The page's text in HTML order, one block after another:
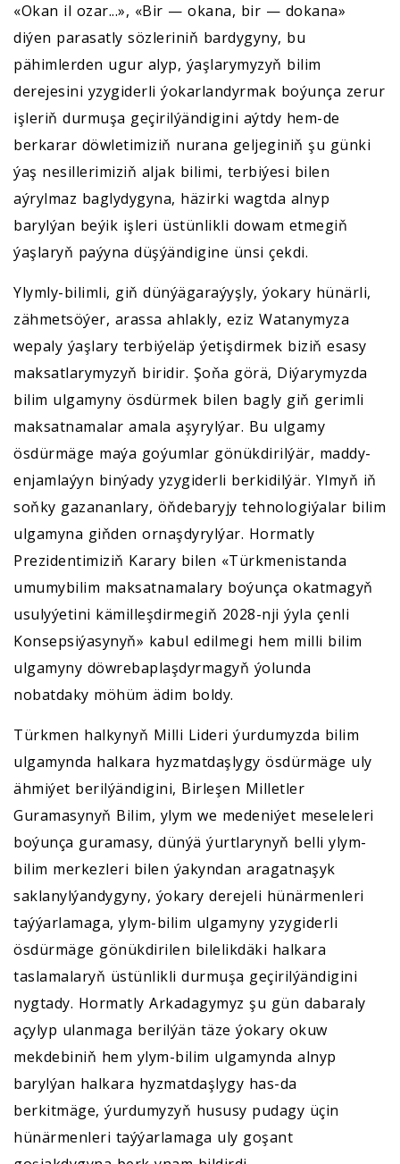
«Okan il ozar...», «Bir — okana, bir — dokana»
diýen parasatly sözleriniň bardygyny, bu
pähimlerden ugur alyp, ýaşlarymyzyň bilim
derejesini yzygiderli ýokarlandyrmak boýunça zerur
işleriň durmuşa geçirilýändigini aýtdy hem-de
berkarar döwletimiziň nurana geljeginiň şu günki
ýaş nesillerimiziň aljak bilimi, terbiýesi bilen
aýrylmaz baglydygyna, häzirki wagtda alnyp
barylýan beýik işleri üstünlikli dowam etmegiň
ýaşlaryň paýyna düşýändigine ünsi çekdi.
Ylymly-bilimli, giň dünýägaraýyşly, ýokary hünärli,
zähmetsöýer, arassa ahlakly, eziz Watanymyza
wepaly ýaşlary terbiýeläp ýetişdirmek biziň esasy
maksatlarymyzyň biridir. Şoňa görä, Diýarymyzda
bilim ulgamyny ösdürmek bilen bagly giň gerimli
maksatnamalar amala aşyrylýar. Bu ulgamy
ösdürmäge maýa goýumlar gönükdirilýär, maddy-
enjamlaýyn binýady yzygiderli berkidilýär. Ylmyň iň
soňky gazananlary, öňdebaryjy tehnologiýalar bilim
ulgamyna giňden ornaşdyrylýar. Hormatly
Prezidentimiziň Karary bilen «Türkmenistanda
umumybilim maksatnamalary boýunça okatmagyň
usulyýetini kämilleşdirmegiň 2028-nji ýyla çenli
Konsepsiýasynyň» kabul edilmegi hem milli bilim
ulgamyny döwrebaplaşdyrmagyň ýolunda
nobatdaky möhüm ädim boldy.
Türkmen halkynyň Milli Lideri ýurdumyzda bilim
ulgamynda halkara hyzmatdaşlygy ösdürmäge uly
ähmiýet berilýändigini, Birleşen Milletler
Guramasynyň Bilim, ylym we medeniýet meseleleri
boýunça guramasy, dünýä ýurtlarynyň belli ylym-
bilim merkezleri bilen ýakyndan aragatnaşyk
saklanylýandygyny, ýokary derejeli hünärmenleri
taýýarlamaga, ylym-bilim ulgamyny yzygiderli
ösdürmäge gönükdirilen bilelikdäki halkara
taslamalaryň üstünlikli durmuşa geçirilýändigini
nygtady. Hormatly Arkadagymyz şu gün dabaraly
açylyp ulanmaga berilýän täze ýokary okuw
mekdebiniň hem ylym-bilim ulgamynda alnyp
barylýan halkara hyzmatdaşlygy has-da
berkitmäge, ýurdumyzyň hususy pudagy üçin
hünärmenleri taýýarlamaga uly goşant